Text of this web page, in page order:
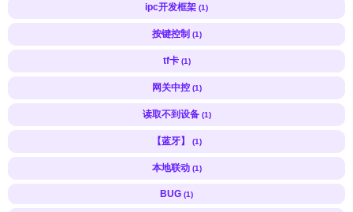
ipc开发框架 (1)
按键控制 (1)
tf卡 (1)
网关中控 (1)
读取不到设备 (1)
【蓝牙】 (1)
本地联动 (1)
BUG (1)